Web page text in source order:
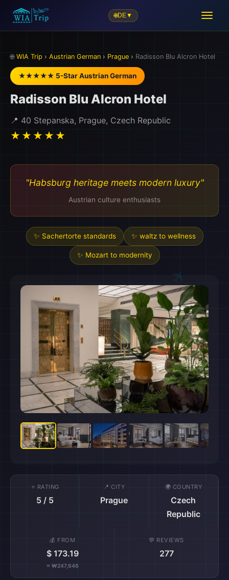
🌆
✈️
🌐DE▼
🌐 WIA Trip › Austrian German › Prague › Radisson Blu Alcron Hotel
★★★★★ 5-Star Austrian German
Radisson Blu Alcron Hotel
📍 40 Stepanska, Prague, Czech Republic
★★★★★
"Habsburg heritage meets modern luxury"
Austrian culture enthusiasts
✨ Sachertorte standards ✨ waltz to wellness
✨ Mozart to modernity
⭐ RATING
5 / 5
📍 CITY
Prague
🌍 COUNTRY
Czech
Republic
💰 FROM
$ 173.19
≈ ₩247,646
💬 REVIEWS
277